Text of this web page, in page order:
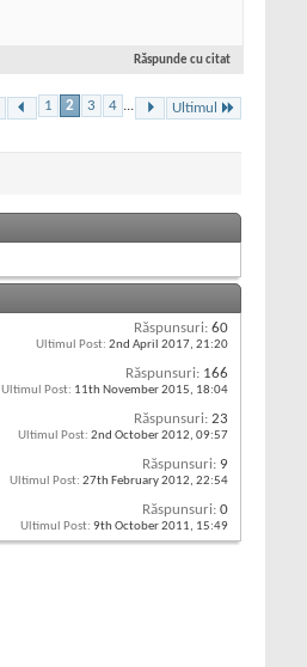
Răspunde cu citat
1 2 3 4 ... Ultimul
Răspunsuri: 60
Ultimul Post: 2nd April 2017, 21:20
Răspunsuri: 166
Ultimul Post: 11th November 2015, 18:04
Răspunsuri: 23
Ultimul Post: 2nd October 2012, 09:57
Răspunsuri: 9
Ultimul Post: 27th February 2012, 22:54
Răspunsuri: 0
Ultimul Post: 9th October 2011, 15:49